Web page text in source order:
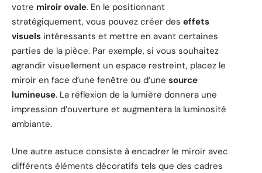
votre miroir ovale. En le positionnant
stratégiquement, vous pouvez créer des effets
visuels intéressants et mettre en avant certaines
parties de la pièce. Par exemple, si vous souhaitez
agrandir visuellement un espace restreint, placez le
miroir en face d’une fenêtre ou d’une source
lumineuse. La réflexion de la lumière donnera une
impression d’ouverture et augmentera la luminosité
ambiante.
Une autre astuce consiste à encadrer le miroir avec
différents éléments décoratifs tels que des cadres